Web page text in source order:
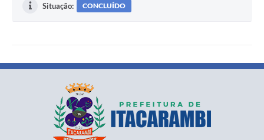
Situação: CONCLUÍDO